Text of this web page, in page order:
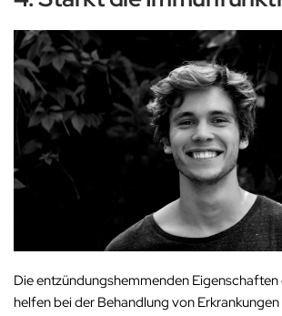
Die entzündungshemmenden Eigenschaften
helfen bei der Behandlung von